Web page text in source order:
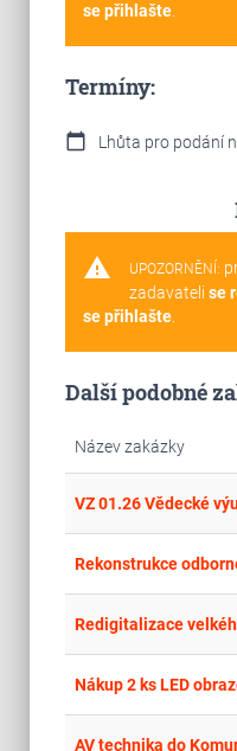
se přihlašte.
Termíny:
calendar_today Lhůta pro podání
warning UPOZORNĚNÍ:
zadavateli se
se přihlašte.
Další podobné
Název zakázky
VZ 01.26 Vědecké
Redigitalizace
AV technika do